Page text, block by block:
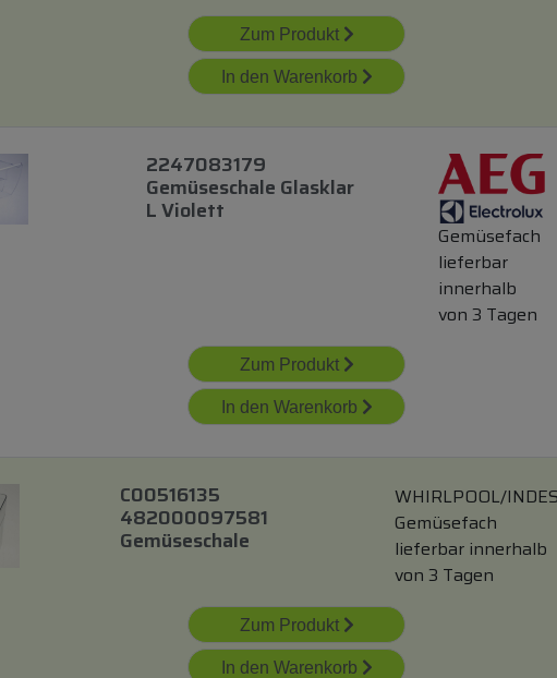
Zum Produkt
In den Warenkorb
2247083179
Gemüseschale Glasklar
L Violett
Gemüsefach
lieferbar
innerhalb
von 3 Tagen
Zum Produkt
In den Warenkorb
C00516135
482000097581
Gemüseschale
WHIRLPOOL/
Gemüsefach
lieferbar innerhalb
von 3 Tagen
Zum Produkt
In den Warenkorb